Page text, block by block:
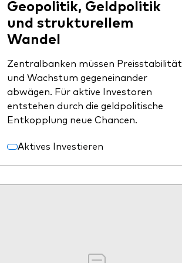
Geopolitik, Geldpolitik
und strukturellem
Wandel
Zentralbanken müssen Preisstabilität
und Wachstum gegeneinander
abwägen. Für aktive Investoren
entstehen durch die geldpolitische
Entkopplung neue Chancen.
Aktives Investieren